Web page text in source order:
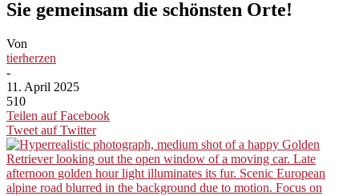
Sie gemeinsam die schönsten Orte!
Von
tierherzen
-
11. April 2025
510
Teilen auf Facebook
Tweet auf Twitter